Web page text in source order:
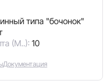
типа "бочонок"
(М..): 10
Документация